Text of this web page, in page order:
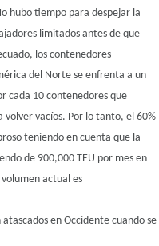
hubo tiempo para despejar la
limitados antes de que
los contenedores
del Norte se enfrenta a un
cada 10 contenedores que
volver vacíos. Por lo tanto, el 60%
teniendo en cuenta que la
de 900,000 TEU por mes en
actual es
en Occidente cuando se